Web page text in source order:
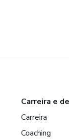
Carreira e
Carreira
Coaching